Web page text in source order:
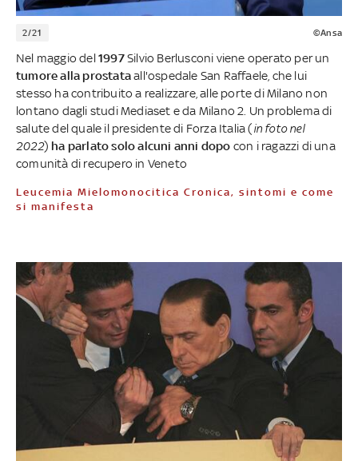
2/21 ©Ansa
Nel maggio del1997Silvio Berlusconi viene operato per un
tumore alla prostataall'ospedale San Raffaele, che lui
stesso ha contribuito a realizzare, alle porte di Milano non
lontano dagli studi Mediaset e da Milano 2. Un problema di
salute del quale il presidente di Forza Italia (in foto nel
2022) ha parlato solo alcuni anni dopo con i ragazzi di una
comunità di recupero in Veneto
Leucemia Mielomonocitica Cronica, sintomi e come
si manifesta